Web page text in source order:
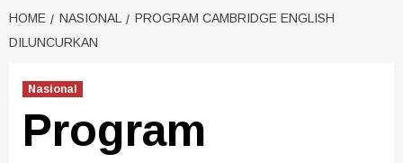
HOME NASIONAL
PROGRAM CAMBRIDGE ENGLISH
DILUNCURKAN
Nasional
Program